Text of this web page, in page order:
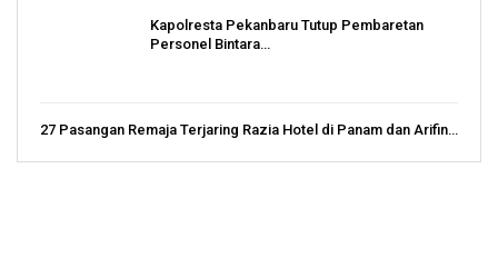
Kapolresta Pekanbaru Tutup Pembaretan
Personel Bintara…
27 Pasangan Remaja Terjaring Razia Hotel di Panam dan Arifin…